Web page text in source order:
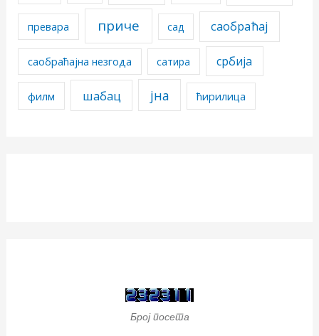
превара приче сад саобраћај
саобраћајна незгода сатира србија
филм шабац јна ћирилица
Број посета